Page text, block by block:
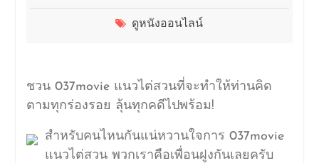
ดูหนังออนไลน์
ชวน 037movie แนวไต่สวนที่จะทำให้ท่านคิด
ตามทุกร่องรอย ลุ้นทุกคดีไปพร้อม!
สำหรับคนไหนกันแน่หวานใจการ 037movie
แนวไต่สวน พวกเราคือเพื่อนฝูงกันเลยครับ